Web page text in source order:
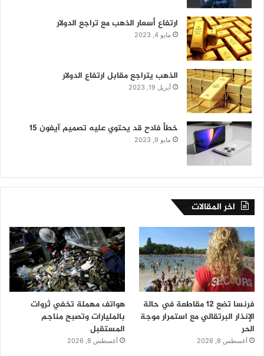
ارتفاع أسعار الذهب مع تراجع الدولار
مايو 4, 2023
الذهب يتراجع مقابل ارتفاع الدولار
أبريل 19, 2023
خطأ فادح قد يحتوي عليه تصميم آيفون 15
مايو 9, 2023
اخر المقالات
فرنسا تضع 12 مقاطعة في حالة
الإنذار البرتقالي مع استمرار موجة
الحر
أغسطس 8, 2026
هواتف مهملة تخفي ثروات
بالمليارات وتصبح مناجم
المستقبل
أغسطس 8, 2026